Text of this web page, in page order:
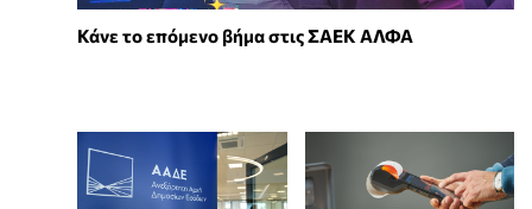
Κάνε το επόμενο βήμα στις ΣΑΕΚ ΑΛΦΑ